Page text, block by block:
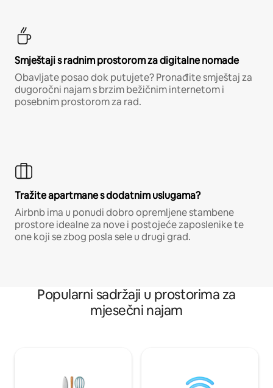
Smještaji s radnim prostorom za digitalne nomade
Obavljate posao dok putujete? Pronađite smještaj za
dugoročni najam s brzim bežičnim internetom i
posebnim prostorom za rad.
Tražite apartmane s dodatnim uslugama?
Airbnb ima u ponudi dobro opremljene stambene
prostore idealne za nove i postojeće zaposlenike te
one koji se zbog posla sele u drugi grad.
Popularni sadržaji u prostorima za
mjesečni najam